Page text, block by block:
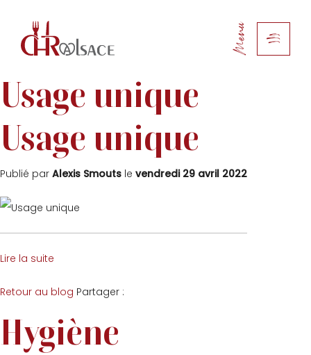
Menu
Usage unique
Usage unique
Publié par Alexis Smouts le vendredi 29 avril 2022
Lire la suite
Retour au blog Partager :
Hygiène